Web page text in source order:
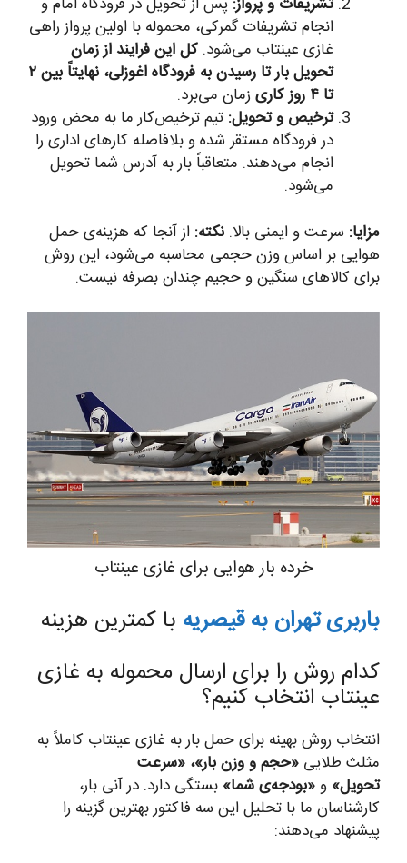
انجام تشریفات گمرکی، محموله با اولین پرواز راهی
غازی عینتاب می‌شود. کل این فرایند از زمان
تحویل بار تا رسیدن به فرودگاه اغوزلی، نهایتاً بین ۲
تا ۴ روز کاری
زمان می‌برد.
ترخیص و تحویل: تیم ترخیص‌کار ما به محض ورود
در فرودگاه مستقر شده و بلافاصله کارهای اداری را
انجام می‌دهند. متعاقباً بار به آدرس شما تحویل
می‌شود.
مزایا: سرعت و ایمنی بالا. نکته: از آنجا که هزینه‌ی حمل
هوایی بر اساس وزن حجمی محاسبه می‌شود، این روش
برای کالاهای سنگین و حجیم چندان بصرفه نیست.
خرده بار هوایی برای غازی عینتاب
باربری تهران به قیصریه با کمترین هزینه
کدام روش را برای ارسال محموله به غازی
عینتاب انتخاب کنیم؟
انتخاب روش بهینه برای حمل بار به غازی عینتاب کاملاً به
مثلث طلایی «حجم و وزن بار»، «سرعت
تحویل» و«بودجه‌ی شما» بستگی دارد. در آنی بار،
کارشناسان ما با تحلیل این سه فاکتور بهترین گزینه را
پیشنهاد می‌دهند: